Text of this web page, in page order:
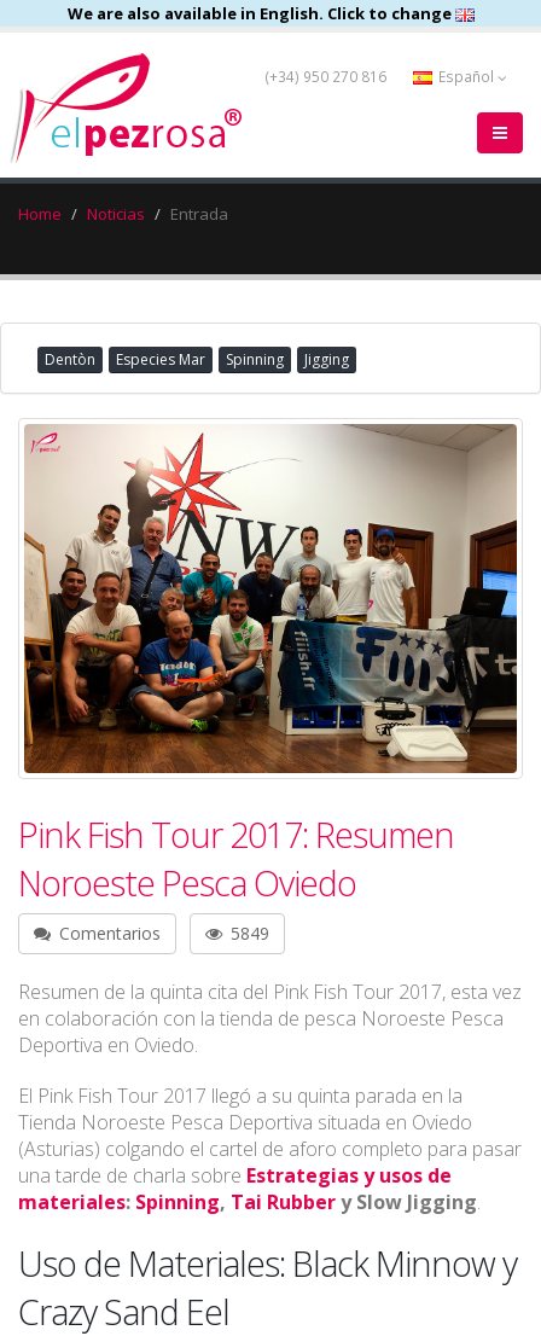
We are also available in English. Click to change
(+34) 950 270 816 Español
Home Noticias Entrada
Dentòn Especies Mar Spinning Jigging
Pink Fish Tour 2017: Resumen
Noroeste Pesca Oviedo
Comentarios 5849
Resumen de la quinta cita del Pink Fish Tour 2017, esta vez
en colaboración con la tienda de pesca Noroeste Pesca
Deportiva en Oviedo.
El Pink Fish Tour 2017 llegó a su quinta parada en la
Tienda Noroeste Pesca Deportiva situada en Oviedo
(Asturias) colgando el cartel de aforo completo para pasar
una tarde de charla sobre Estrategias y usos de
materiales: Spinning, Tai Rubbery Slow Jigging.
Uso de Materiales: Black Minnow y
Crazy Sand Eel